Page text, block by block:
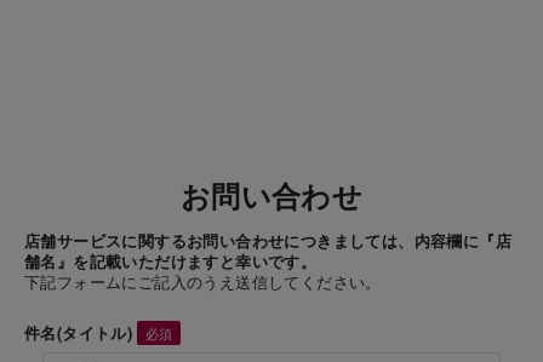
お問い合わせ
店舗サービスに関するお問い合わせにつきましては、内容欄に『店
舗名』を記載いただけますと幸いです。
下記フォームにご記入のうえ送信してください。
件名(タイトル)